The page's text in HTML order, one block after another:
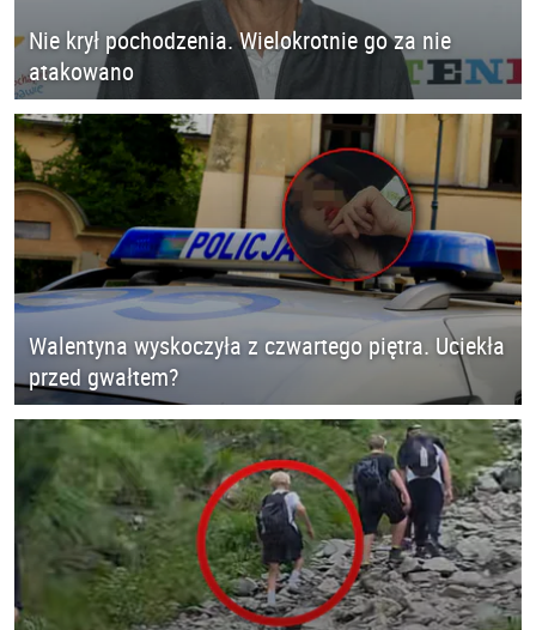
Nie krył pochodzenia. Wielokrotnie go za nie
atakowano
Walentyna wyskoczyła z czwartego piętra. Uciekła
przed gwałtem?